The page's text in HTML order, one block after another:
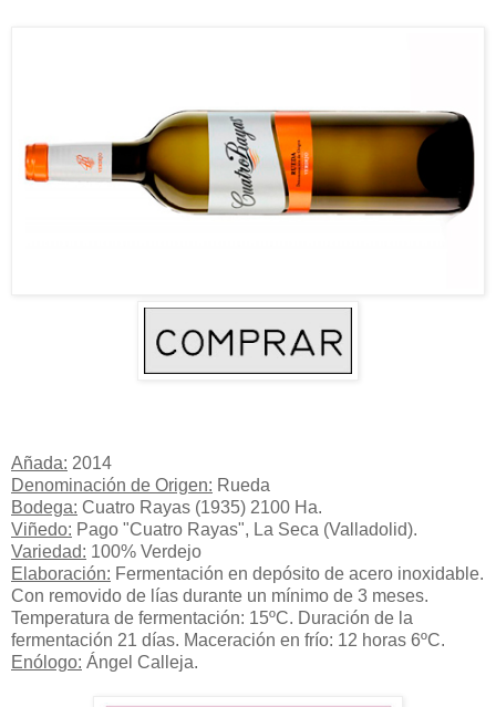
Añada: 2014
Denominación de Origen: Rueda
Bodega: Cuatro Rayas (1935) 2100 Ha.
Viñedo: Pago "Cuatro Rayas", La Seca (Valladolid).
Variedad: 100% Verdejo
Elaboración: Fermentación en depósito de acero inoxidable.
Con removido de lías durante un mínimo de 3 meses.
Temperatura de fermentación: 15ºC. Duración de la
fermentación 21 días. Maceración en frío: 12 horas 6ºC.
Enólogo: Ángel Calleja.